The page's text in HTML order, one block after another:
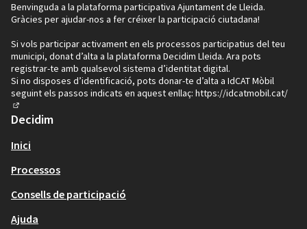
Benvinguda a la plataforma participativa Ajuntament de Lleida.
Gràcies per ajudar-nos a fer créixer la participació ciutadana!
Si vols participar activament en els processos participatius del teu
municipi, donat d’alta a la plataforma Decidim Lleida. Ara pots
registrar-te amb qualsevol sistema d’identitat digital.
Si no disposes d’identificació, pots donar-te d’alta a IdCAT Mòbil
seguint els passos indicats en aquest enllaç: https://idcatmobil.cat/
(Enllaç extern)
Decidim
Inici
Processos
Consells de participació
Ajuda